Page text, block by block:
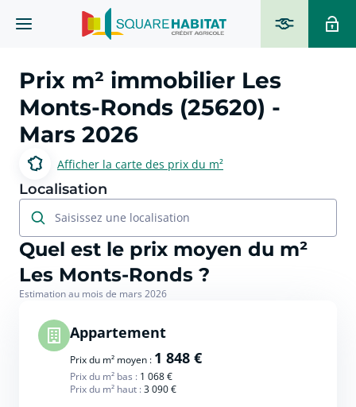
Prix m² immobilier Les
Monts-Ronds (25620) -
Mars 2026
Afficher la carte des prix du m²
Localisation
Saisissez une localisation
Quel est le prix moyen du m²
Les Monts-Ronds ?
Estimation au mois de mars 2026
Appartement
Prix du m² moyen : 1 848 €
Prix du m² bas : 1 068 €
Prix du m² haut :3 090 €